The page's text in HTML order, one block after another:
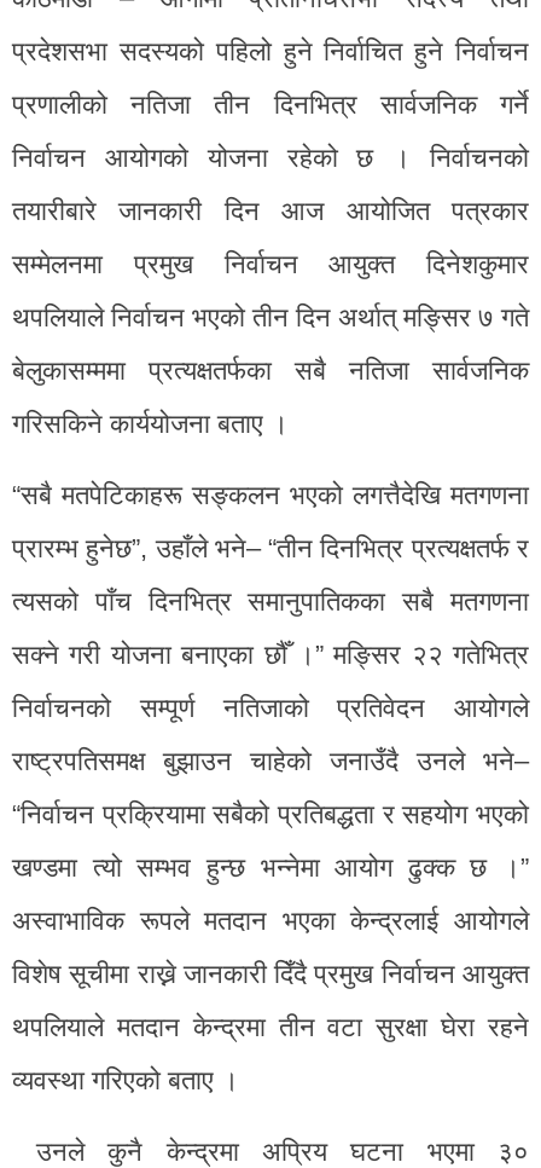
प्रदेशसभा सदस्यको पहिलो हुने निर्वाचित हुने निर्वाचन
प्रणालीको नतिजा तीन दिनभित्र सार्वजनिक गर्ने
निर्वाचन आयोगको योजना रहेको छ । निर्वाचनको
तयारीबारे जानकारी दिन आज आयोजित पत्रकार
सम्मेलनमा प्रमुख निर्वाचन आयुक्त दिनेशकुमार
थपलियाले निर्वाचन भएको तीन दिन अर्थात् मङ्सिर ७ गते
बेलुकासम्ममा प्रत्यक्षतर्फका सबै नतिजा सार्वजनिक
गरिसकिने कार्ययोजना बताए ।
“सबै मतपेटिकाहरू सङ्कलन भएको लगत्तैदेखि मतगणना
प्रारम्भ हुनेछ”, उहाँले भने– “तीन दिनभित्र प्रत्यक्षतर्फ र
त्यसको पाँच दिनभित्र समानुपातिकका सबै मतगणना
सक्ने गरी योजना बनाएका छौँ ।” मङ्सिर २२ गतेभित्र
निर्वाचनको सम्पूर्ण नतिजाको प्रतिवेदन आयोगले
राष्ट्रपतिसमक्ष बुझाउन चाहेको जनाउँदै उनले भने–
“निर्वाचन प्रक्रियामा सबैको प्रतिबद्धता र सहयोग भएको
खण्डमा त्यो सम्भव हुन्छ भन्नेमा आयोग ढुक्क छ ।”
अस्वाभाविक रूपले मतदान भएका केन्द्रलाई आयोगले
विशेष सूचीमा राख्ने जानकारी दिँदै प्रमुख निर्वाचन आयुक्त
थपलियाले मतदान केन्द्रमा तीन वटा सुरक्षा घेरा रहने
व्यवस्था गरिएको बताए ।
उनले कुनै केन्द्रमा अप्रिय घटना भएमा ३०